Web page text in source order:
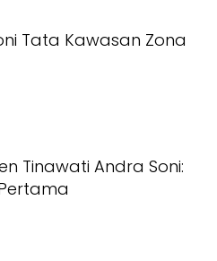
Tata Kawasan Zona
Tinawati Andra Soni: